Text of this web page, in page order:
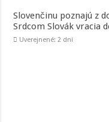
Slovenčinu poznajú z
Srdcom Slovák vracia
Uverejnené: 2 dni